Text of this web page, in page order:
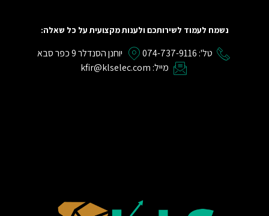
נשמח לעמוד לשירותכם ולענות מקצועית על כל שאלה:
טל': 074-737-9116
יוחנן הסנדלר 9 כפר סבא
מייל: kfir@klselec.com